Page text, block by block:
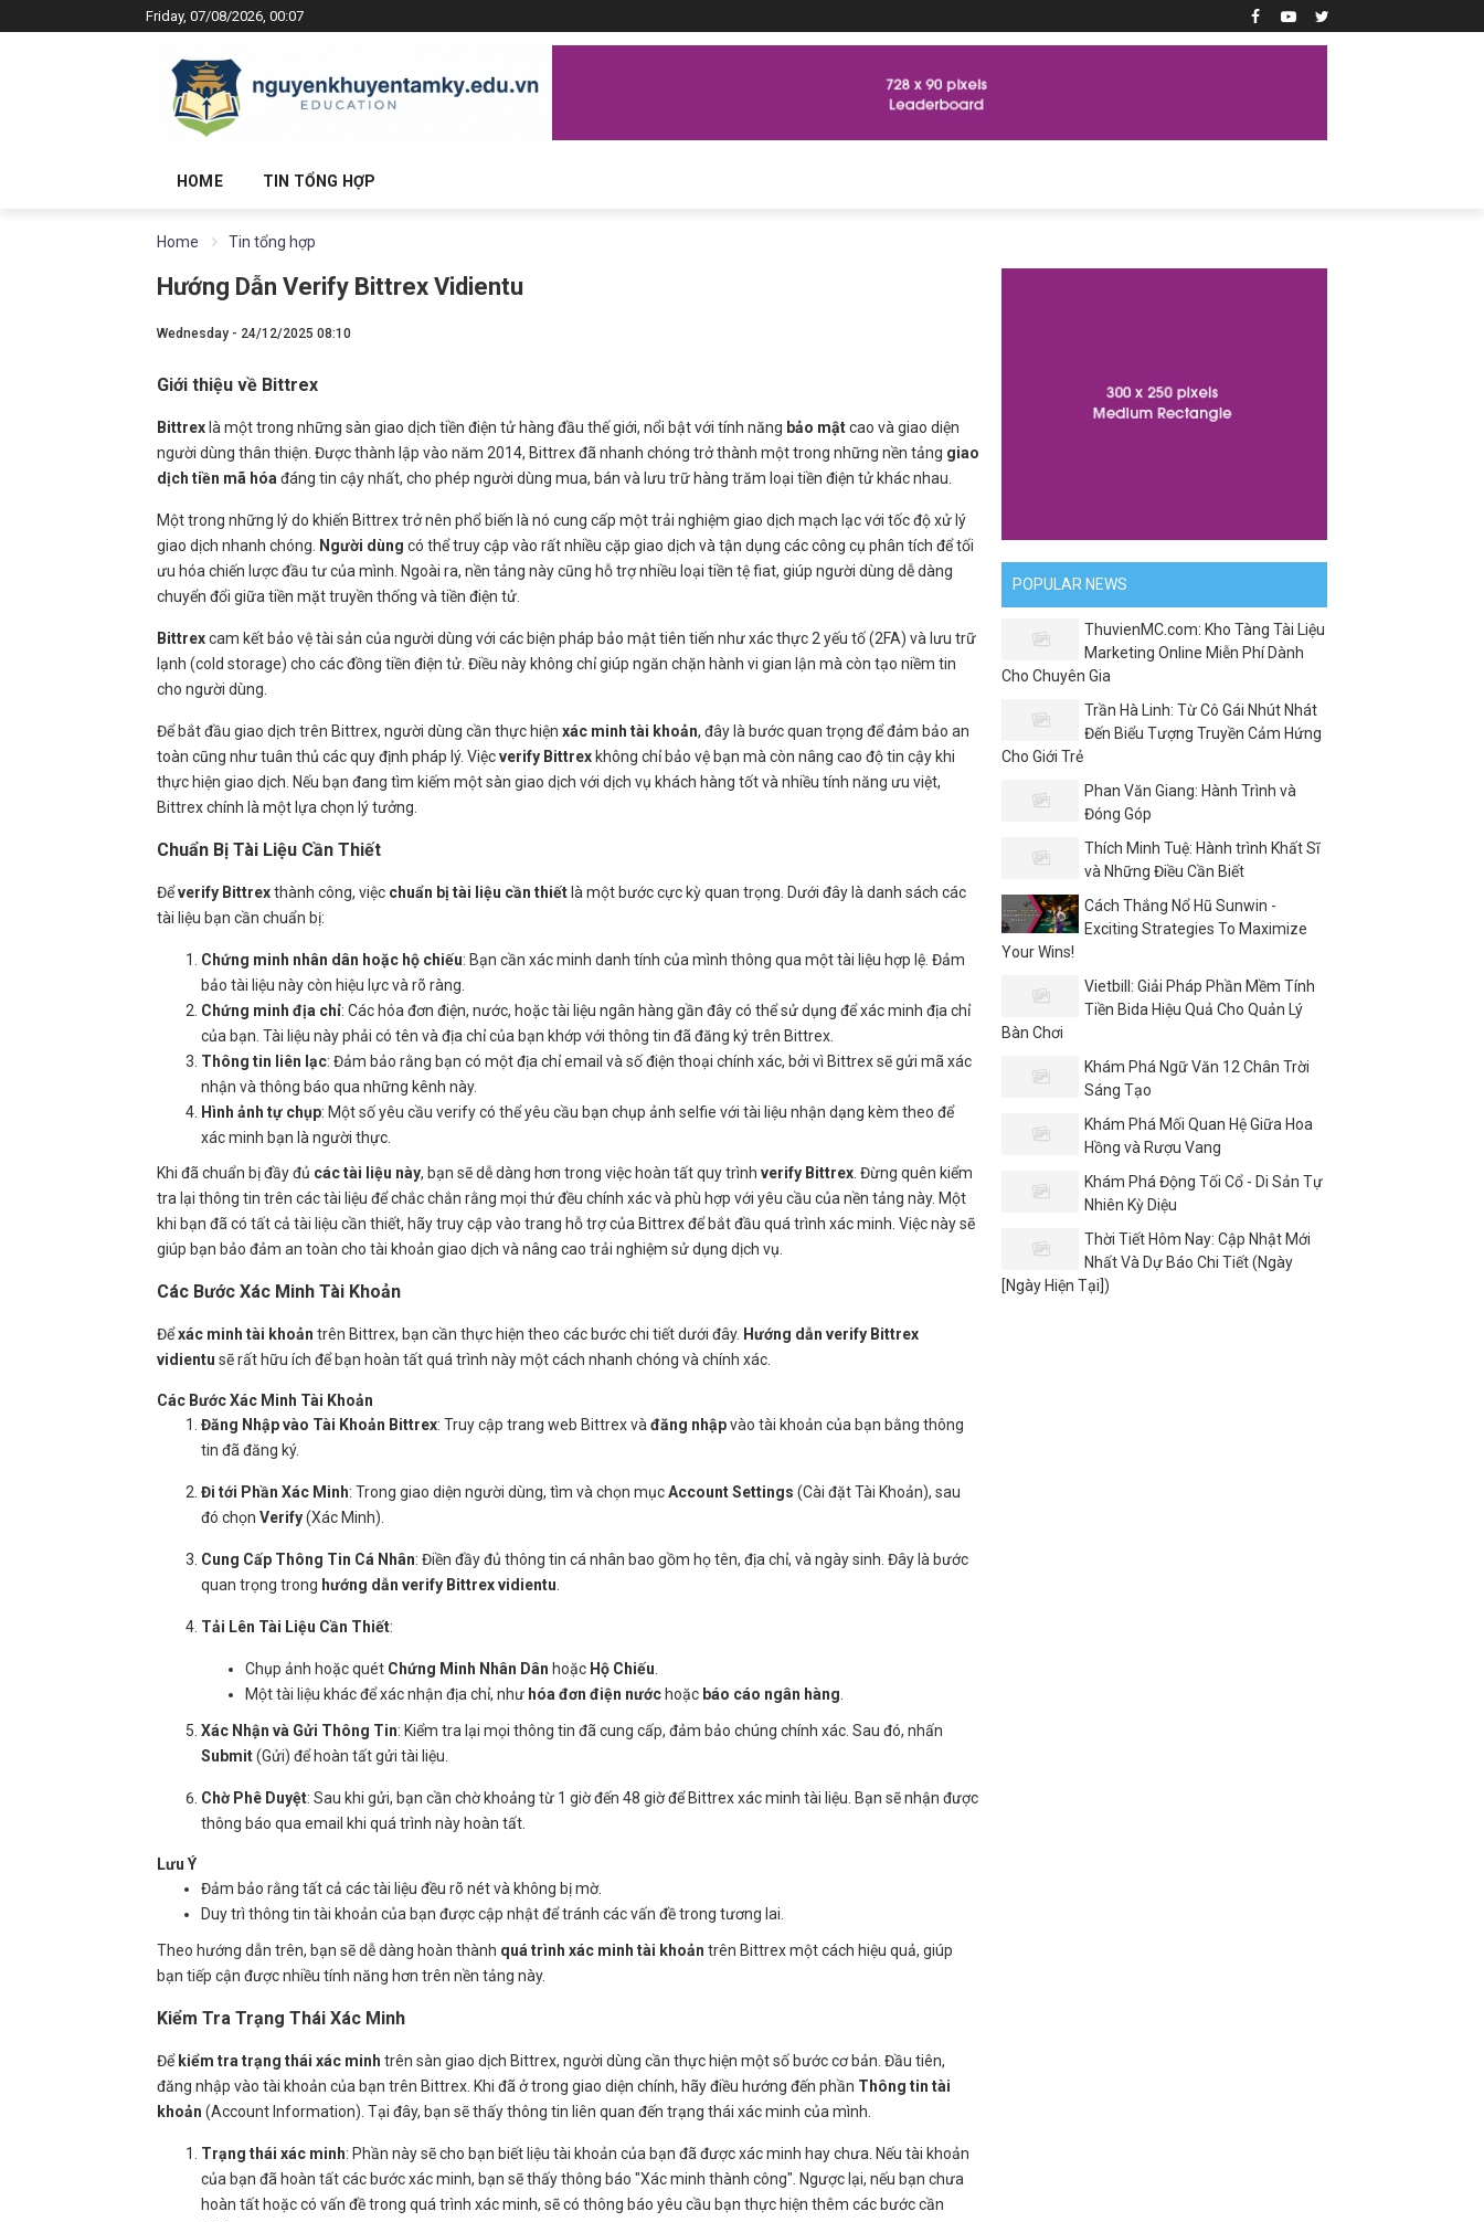
Friday, 07/08/2026, 00:07
HOME TIN TỔNG HỢP
Home Tin tổng hợp
Hướng Dẫn Verify Bittrex Vidientu
Wednesday - 24/12/2025 08:10
Giới thiệu về Bittrex
Bittrex là một trong những sàn giao dịch tiền điện tử hàng đầu thế giới, nổi bật với tính năng bảo mậtcao và giao diện
người dùng thân thiện. Được thành lập vào năm 2014, Bittrex đã nhanh chóng trở thành một trong những nền tảng giao
dịch tiền mã hóa đáng tin cậy nhất, cho phép người dùng mua, bán và lưu trữ hàng trăm loại tiền điện tử khác nhau.
Một trong những lý do khiến Bittrex trở nên phổ biến là nó cung cấp một trải nghiệm giao dịch mạch lạc với tốc độ xử lý
giao dịch nhanh chóng.
Người dùng có thể truy cập vào rất nhiều cặp giao dịch và tận dụng các công cụ phân tích để tối
ưu hóa chiến lược đầu tư của mình. Ngoài ra, nền tảng này cũng hỗ trợ nhiều loại tiền tệ fiat, giúp người dùng dễ dàng
chuyển đổi giữa tiền mặt truyền thống và tiền điện tử.
Bittrexcam kết bảo vệ tài sản của người dùng với các biện pháp bảo mật tiên tiến như xác thực 2 yếu tố (2FA) và lưu trữ
lạnh (cold storage) cho các đồng tiền điện tử. Điều này không chỉ giúp ngăn chặn hành vi gian lận mà còn tạo niềm tin
cho người dùng.
Để bắt đầu giao dịch trên Bittrex, người dùng cần thực hiện xác minh tài khoản, đây là bước quan trọng để đảm bảo an
toàn cũng như tuân thủ các quy định pháp lý. Việcverify Bittrex không chỉ bảo vệ bạn mà còn nâng cao độ tin cậy khi
thực hiện giao dịch. Nếu bạn đang tìm kiếm một sàn giao dịch với dịch vụ khách hàng tốt và nhiều tính năng ưu việt,
Bittrex chính là một lựa chọn lý tưởng.
Chuẩn Bị Tài Liệu Cần Thiết
Đểverify Bittrexthành công, việc chuẩn bị tài liệu cần thiết là một bước cực kỳ quan trọng. Dưới đây là danh sách các
tài liệu bạn cần chuẩn bị:
Chứng minh nhân dân hoặc hộ chiếu: Bạn cần xác minh danh tính của mình thông qua một tài liệu hợp lệ. Đảm
bảo tài liệu này còn hiệu lực và rõ ràng.
Chứng minh địa chỉ: Các hóa đơn điện, nước, hoặc tài liệu ngân hàng gần đây có thể sử dụng để xác minh địa chỉ
của bạn. Tài liệu này phải có tên và địa chỉ của bạn khớp với thông tin đã đăng ký trên Bittrex.
Thông tin liên lạc: Đảm bảo rằng bạn có một địa chỉ email và số điện thoại chính xác, bởi vì Bittrex sẽ gửi mã xác
nhận và thông báo qua những kênh này.
Hình ảnh tự chụp: Một số yêu cầu verify có thể yêu cầu bạn chụp ảnh selfie với tài liệu nhận dạng kèm theo để
xác minh bạn là người thực.
Khi đã chuẩn bị đầy đủ các tài liệu này, bạn sẽ dễ dàng hơn trong việc hoàn tất quy trình verify Bittrex . Đừng quên kiểm
tra lại thông tin trên các tài liệu để chắc chắn rằng mọi thứ đều chính xác và phù hợp với yêu cầu của nền tảng này. Một
khi bạn đã có tất cả tài liệu cần thiết, hãy truy cập vào trang hỗ trợ của Bittrex để bắt đầu quá trình xác minh. Việc này sẽ
giúp bạn bảo đảm an toàn cho tài khoản giao dịch và nâng cao trải nghiệm sử dụng dịch vụ.
Các Bước Xác Minh Tài Khoản
Đểxác minh tài khoản trên Bittrex, bạn cần thực hiện theo các bước chi tiết dưới đây. Hướng dẫn verify Bittrex
vidientu sẽ rất hữu ích để bạn hoàn tất quá trình này một cách nhanh chóng và chính xác.
Các Bước Xác Minh Tài Khoản
Đăng Nhập vào Tài Khoản Bittrex: Truy cập trang web Bittrex và đăng nhậpvào tài khoản của bạn bằng thông
tin đã đăng ký.
Đi tới Phần Xác Minh: Trong giao diện người dùng, tìm và chọn mụcAccount Settings (Cài đặt Tài Khoản), sau
đó chọn Verify(Xác Minh).
Cung Cấp Thông Tin Cá Nhân: Điền đầy đủ thông tin cá nhân bao gồm họ tên, địa chỉ, và ngày sinh. Đây là bước
quan trọng trong hướng dẫn verify Bittrex vidientu
Tải Lên Tài Liệu Cần Thiết:
Chụp ảnh hoặc quét Chứng Minh Nhân Dân hoặc Hộ Chiếu
Một tài liệu khác để xác nhận địa chỉ, như hóa đơn điện nước hoặc báo cáo ngân hàng
Xác Nhận và Gửi Thông Tin: Kiểm tra lại mọi thông tin đã cung cấp, đảm bảo chúng chính xác. Sau đó, nhấn
Submit(Gửi) để hoàn tất gửi tài liệu.
Chờ Phê Duyệt: Sau khi gửi, bạn cần chờ khoảng từ 1 giờ đến 48 giờ để Bittrex xác minh tài liệu. Bạn sẽ nhận được
thông báo qua email khi quá trình này hoàn tất.
Lưu Ý
Đảm bảo rằng tất cả các tài liệu đều rõ nét và không bị mờ.
Duy trì thông tin tài khoản của bạn được cập nhật để tránh các vấn đề trong tương lai.
Theo hướng dẫn trên, bạn sẽ dễ dàng hoàn thành quá trình xác minh tài khoản trên Bittrex một cách hiệu quả, giúp
bạn tiếp cận được nhiều tính năng hơn trên nền tảng này.
Kiểm Tra Trạng Thái Xác Minh
Để kiểm tra trạng thái xác minh trên sàn giao dịch Bittrex, người dùng cần thực hiện một số bước cơ bản. Đầu tiên,
đăng nhập vào tài khoản của bạn trên Bittrex. Khi đã ở trong giao diện chính, hãy điều hướng đến phần Thông tin tài
khoản (Account Information). Tại đây, bạn sẽ thấy thông tin liên quan đến trạng thái xác minh của mình.
Trạng thái xác minh: Phần này sẽ cho bạn biết liệu tài khoản của bạn đã được xác minh hay chưa. Nếu tài khoản
của bạn đã hoàn tất các bước xác minh, bạn sẽ thấy thông báo "Xác minh thành công". Ngược lại, nếu bạn chưa
hoàn tất hoặc có vấn đề trong quá trình xác minh, sẽ có thông báo yêu cầu bạn thực hiện thêm các bước cần
POPULAR NEWS
ThuvienMC.com: Kho Tàng Tài Liệu
Marketing Online Miễn Phí Dành
Cho Chuyên Gia
Trần Hà Linh: Từ Cô Gái Nhút Nhát
Đến Biểu Tượng Truyền Cảm Hứng
Cho Giới Trẻ
Phan Văn Giang: Hành Trình và
Đóng Góp
Thích Minh Tuệ: Hành trình Khất Sĩ
và Những Điều Cần Biết
Cách Thắng Nổ Hũ Sunwin -
Exciting Strategies To Maximize
Your Wins!
Vietbill: Giải Pháp Phần Mềm Tính
Tiền Bida Hiệu Quả Cho Quản Lý
Bàn Chơi
Khám Phá Ngữ Văn 12 Chân Trời
Sáng Tạo
Khám Phá Mối Quan Hệ Giữa Hoa
Hồng và Rượu Vang
Khám Phá Động Tối Cổ - Di Sản Tự
Nhiên Kỳ Diệu
Thời Tiết Hôm Nay: Cập Nhật Mới
Nhất Và Dự Báo Chi Tiết (Ngày
[Ngày Hiện Tại])